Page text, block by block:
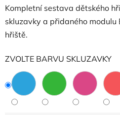
Kompletní sestava dětského
skluzavky a přidaného modulu
hřiště.
ZVOLTE BARVU SKLUZAVKY